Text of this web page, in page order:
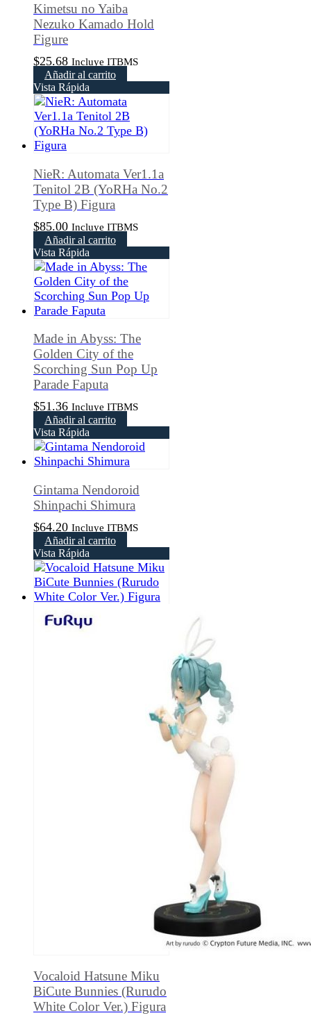
Kimetsu no Yaiba
Nezuko Kamado Hold
Figure
$25.68 Incluye ITBMS
Añadir al carrito
Vista Rápida
NieR: Automata Ver1.1a
Tenitol 2B (YoRHa No.2
Type B) Figura
$85.00 Incluye ITBMS
Añadir al carrito
Vista Rápida
Made in Abyss: The
Golden City of the
Scorching Sun Pop Up
Parade Faputa
$51.36 Incluye ITBMS
Añadir al carrito
Vista Rápida
Gintama Nendoroid
Shinpachi Shimura
$64.20 Incluye ITBMS
Añadir al carrito
Vista Rápida
Vocaloid Hatsune Miku
BiCute Bunnies (Rurudo
White Color Ver.) Figura